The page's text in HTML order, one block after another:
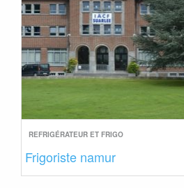
REFRIGÉRATEUR ET FRIGO
Frigoriste namur